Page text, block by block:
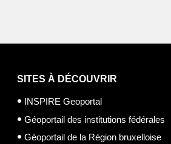
SITES À DÉCOUVRIR
INSPIRE Geoportal
Géoportail des institutions fédérales
Géoportail de la Région bruxelloise